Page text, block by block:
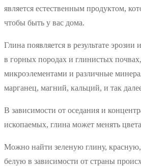
является естественным продуктом,
чтобы быть у вас дома.
Глина появляется в результате
в горных породах и глинистых почвах,
микроэлементами и различные
марганец, магний, кальций, и так
В зависимости от оседания и
ископаемых, глина может менять
Можно найти зеленую глину,
белую в зависимости от страны